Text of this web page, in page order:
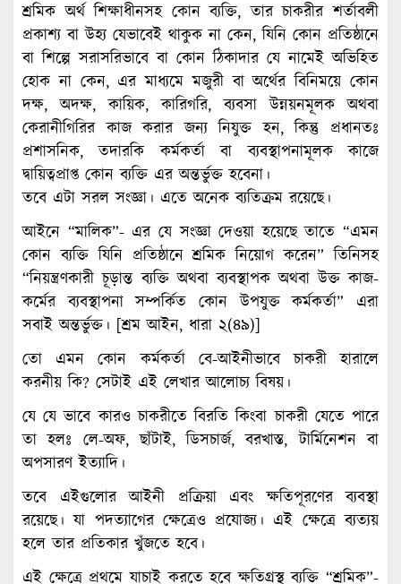
শ্রমিক অর্থ শিক্ষাধীনসহ কোন ব্যক্তি, তার চাকরীর শর্তাবলী
প্রকাশ্য বা উহ্য যেভাবেই থাকুক না কেন, যিনি কোন প্রতিষ্ঠানে
বা শিল্পে সরাসরিভাবে বা কোন ঠিকাদার যে নামেই অভিহিত
হোক না কেন, এর মাধ্যমে মজুরী বা অর্থের বিনিময়ে কোন
দক্ষ, অদক্ষ, কায়িক, কারিগরি, ব্যবসা উন্নয়নমূলক অথবা
কেরানীগিরির কাজ করার জন্য নিযুক্ত হন, কিন্তু প্রধানতঃ
প্রশাসনিক, তদারকি কর্মকর্তা বা ব্যবস্থাপনামূলক কাজে
দ্বায়িত্বপ্রাপ্ত কোন ব্যক্তি এর অন্তর্ভুক্ত হবেনা।
তবে এটা সরল সংজ্ঞা। এতে অনেক ব্যতিক্রম রয়েছে।
আইনে “মালিক”- এর যে সংজ্ঞা দেওয়া হয়েছে তাতে “এমন
কোন ব্যক্তি যিনি প্রতিষ্ঠানে শ্রমিক নিয়োগ করেন” তিনিসহ
“নিয়ন্ত্রণকারী চূড়ান্ত ব্যক্তি অথবা ব্যবস্থাপক অথবা উক্ত কাজ-
কর্মের ব্যবস্থাপনা সম্পর্কিত কোন উপযুক্ত কর্মকর্তা” এরা
সবাই অন্তর্ভুক্ত। [শ্রম আইন, ধারা ২(৪৯)]
তো এমন কোন কর্মকর্তা বে-আইনীভাবে চাকরী হারালে
করনীয় কি? সেটাই এই লেখার আলোচ্য বিষয়।
যে যে ভাবে কারও চাকরীতে বিরতি কিংবা চাকরী যেতে পারে
তা হলঃ লে-অফ, ছাঁটাই, ডিসচার্জ, বরখাস্ত, টার্মিনেশন বা
অপসারণ ইত্যাদি।
তবে এইগুলোর আইনী প্রক্রিয়া এবং ক্ষতিপূরণের ব্যবস্থা
রয়েছে। যা পদত্যাগের ক্ষেত্রেও প্রযোজ্য। এই ক্ষেত্রে ব্যত্যয়
হলে তার প্রতিকার খুঁজতে হবে।
এই ক্ষেত্রে প্রথমে যাচাই করতে হবে ক্ষতিগ্রস্থ ব্যক্তি “শ্রমিক”-